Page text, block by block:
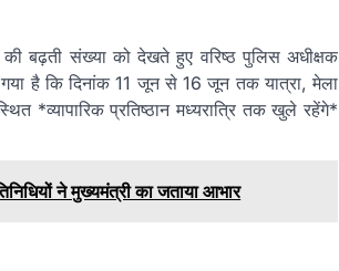
बढ़ती संख्या को देखते हुए वरिष्ठ पुलिस अधीक्षक
गया है कि दिनांक 11 जून से 16 जून तक यात्रा, मेला
*व्यापारिक प्रतिष्ठान मध्यरात्रि तक खुले रहेंगे*
ने मुख्यमंत्री का जताया आभार